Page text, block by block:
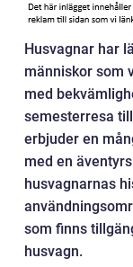
Husvagnar har
människor som
med
semesterresa
erbjuder en
med en
husvagnarnas
som finns
husvagn.